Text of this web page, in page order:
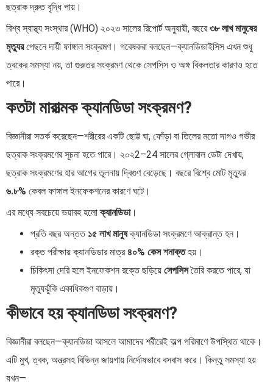
ছত্রাক দ্রুত বৃদ্ধি পায়।
বিশ্ব স্বাস্থ্য সংস্থার (WHO) ২০২৩ সালের রিপোর্ট অনুযায়ী, বছরে৩৮ লাখ মানুষের
মৃত্যুরপেছনে দায়ী ফাঙ্গাল সংক্রমণ। গবেষকরা বলছেন—ক্যানডিডাইসিস এখন শুধু
ত্বকের সমস্যা নয়, তা গুরুতর সংক্রমণ থেকে সেপসিস ও অঙ্গ বিকলতার কারণও হতে
পারে।
কতটা মারাত্মক ক্যানডিডা সংক্রমণ?
বিজ্ঞানীরা সতর্ক করেছেন—শরীরের একটি ছোট্ট ঘা, ফোঁড়া বা তিলের মতো দাগও গভীর
ছত্রাক সংক্রমণের সূচনা হতে পারে। ২০২2–24 সালের গ্লোবাল ডেটা দেখায়,
ছত্রাক সংক্রমণের হার আগের তুলনায় দ্বিগুণ বেড়েছে। বছরে বিশ্বে মোট মৃত্যুর
৬.৮% কেবল ফাঙ্গাল ইনফেকশনের কারণে ঘটে।
এর মধ্যে সবচেয়ে ভয়াবহ হলোক্যানডিডা।
প্রতি বছর অন্তত ১৫ লাখ মানুষক্যানডিডা সংক্রমণে আক্রান্ত হন।
রক্ত পরীক্ষায় ক্যানডিডার মাত্র ৪০% কেস শনাক্তহয়।
চিকিৎসা দেরি হলে ইনফেকশন রক্তে ছড়িয়ে সেপসিসতৈরি করতে পারে, যা
মৃত্যুঝুঁকি একাধিকগুণ বাড়ায়।
কীভাবে হয় ক্যানডিডা সংক্রমণ?
বিজ্ঞানীরা বলছেন—ক্যানডিডা আসলে আমাদের শরীরেই অল্প পরিমাণে উপস্থিত থাকে।
এটি মুখ, ত্বক, অন্ত্রসহ বিভিন্ন জায়গায় নির্দোষভাবে বসবাস করে। কিন্তু সমস্যা হয়
যখন—